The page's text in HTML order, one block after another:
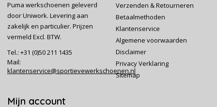
Puma werkschoenen geleverd
door Uniwork. Levering aan
zakelijk en particulier. Prijzen
vermeld Excl. BTW.
Tel.: +31 (0)50 211 1435
Mail:
klantenservice@sportievewerkschoenen.nl
Verzenden & Retourneren
Betaalmethoden
Klantenservice
Algemene voorwaarden
Disclaimer
Privacy Verklaring
Sitemap
Mijn account